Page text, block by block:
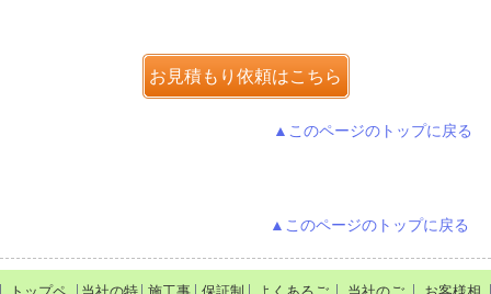
お見積もり依頼はこちら
▲このページのトップに戻る
▲このページのトップに戻る
トップペ 当社の特 施工事 保証制 よくあるご 当社のご お客様相